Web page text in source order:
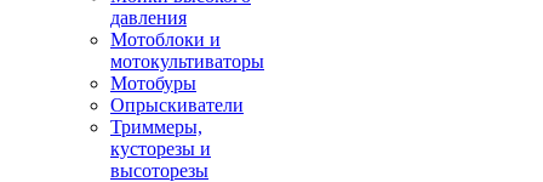
давления
Мотоблоки и
мотокультиваторы
Мотобуры
Опрыскиватели
Триммеры,
кусторезы и
высоторезы